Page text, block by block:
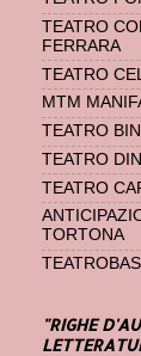
TEATRO
FERRARA
TEATRO
MTM
TEATRO
TEATRO
TEATRO
TORTONA
"RIGHE